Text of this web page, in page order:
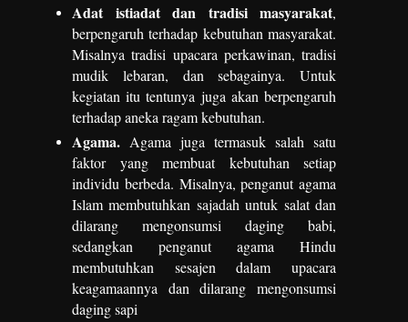
Adat istiadat dan tradisi masyarakat,
berpengaruh terhadap kebutuhan masyarakat.
Misalnya tradisi upacara perkawinan, tradisi
mudik lebaran, dan sebagainya. Untuk
kegiatan itu tentunya juga akan berpengaruh
terhadap aneka ragam kebutuhan.
Agama. Agama juga termasuk salah satu
faktor yang membuat kebutuhan setiap
individu berbeda. Misalnya, penganut agama
Islam membutuhkan sajadah untuk salat dan
dilarang mengonsumsi daging babi,
sedangkan penganut agama Hindu
membutuhkan sesajen dalam upacara
keagamaannya dan dilarang mengonsumsi
daging sapi